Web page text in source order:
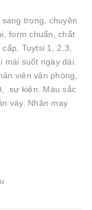
trọng, chuyên
form chuẩn, chất
Tuytsi 1, 2,3,
mái suốt ngày dài.
viên văn phòng,
sự kiện. Màu sắc
váy. Nhận may